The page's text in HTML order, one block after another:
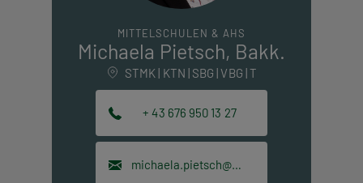
MITTELSCHULEN & AHS
Michaela Pietsch, Bakk.
STMK | KTN | SBG | VBG | T
+ 43 676 950 13 27